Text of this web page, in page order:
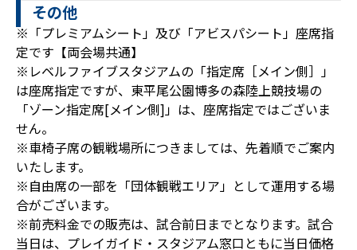
その他
※「プレミアムシート」及び「アビスパシート」座席指
定です【両会場共通】
※レベルファイブスタジアムの「指定席［メイン側］」
は座席指定ですが、東平尾公園博多の森陸上競技場の
「ゾーン指定席[メイン側]」は、座席指定ではございま
せん。
※車椅子席の観戦場所につきましては、先着順でご案内
いたします。
※自由席の一部を「団体観戦エリア」として運用する場
合がございます。
※前売料金での販売は、試合前日までとなります。試合
当日は、プレイガイド・スタジアム窓口ともに当日価格